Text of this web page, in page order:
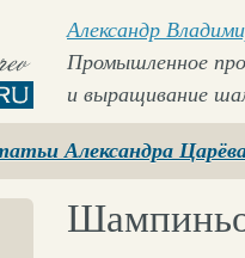
Александр
Промышленное
и выращивание
Александра